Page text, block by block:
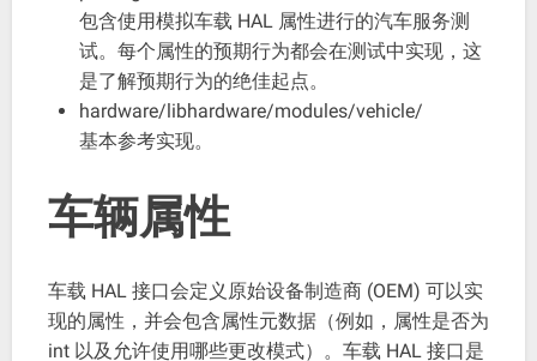
包含使用模拟车载 HAL 属性进行的汽车服务测
试。每个属性的预期行为都会在测试中实现，这
是了解预期行为的绝佳起点。
hardware/libhardware/modules/vehicle/
基本参考实现。
车辆属性
车载 HAL 接口会定义原始设备制造商 (OEM) 可以实
现的属性，并会包含属性元数据（例如，属性是否为
int 以及允许使用哪些更改模式）。车载 HAL 接口是